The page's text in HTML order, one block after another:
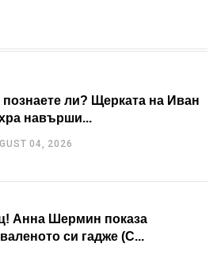
ли? Щерката на Иван
навърши...
04, 2026
Анна Шермин показа
си гадже (С...